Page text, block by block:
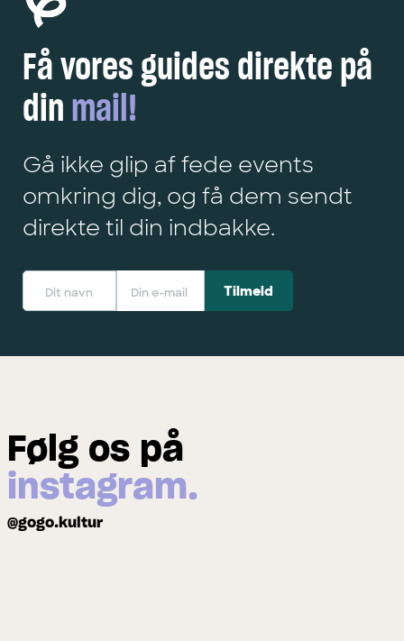
Få vores guides direkte på
din mail!
Gå ikke glip af fede events
omkring dig, og få dem sendt
direkte til din indbakke.
Følg os på
instagram.
@gogo.kultur